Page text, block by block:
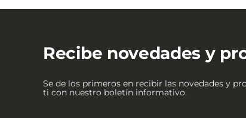
Recibe novedades y
Se de los primeros en recibir las novedades y
ti con nuestro boletín informativo.